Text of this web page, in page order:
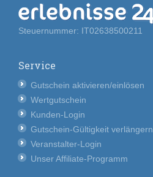
Steuernummer: IT02638500211
Service
Gutschein aktivieren/einlösen
Wertgutschein
Kunden-Login
Gutschein-Gültigkeit verlängern
Veranstalter-Login
Unser Affiliate-Programm